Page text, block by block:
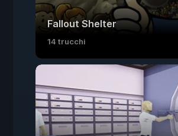
Fallout Shelter
14 trucchi